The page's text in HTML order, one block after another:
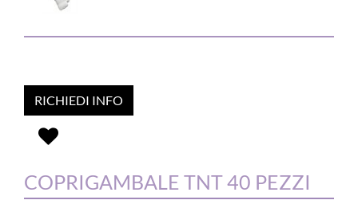
RICHIEDI INFO
COPRIGAMBALE TNT 40 PEZZI